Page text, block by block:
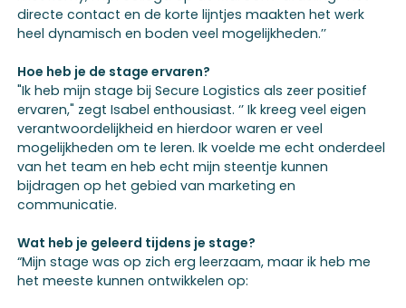
directe contact en de korte lijntjes maakten het werk
heel dynamisch en boden veel mogelijkheden.’’
Hoe heb je de stage ervaren?
"Ik heb mijn stage bij Secure Logistics als zeer positief
ervaren," zegt Isabel enthousiast. ‘’ Ik kreeg veel eigen
verantwoordelijkheid en hierdoor waren er veel
mogelijkheden om te leren. Ik voelde me echt onderdeel
van het team en heb echt mijn steentje kunnen
bijdragen op het gebied van marketing en
communicatie.
Wat heb je geleerd tijdens je stage?
“Mijn stage was op zich erg leerzaam, maar ik heb me
het meeste kunnen ontwikkelen op: